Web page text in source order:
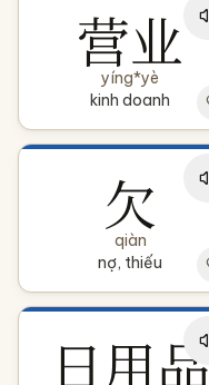
营业
yíng*yè
kinh doanh
欠
qiàn
nợ, thiếu
日用品